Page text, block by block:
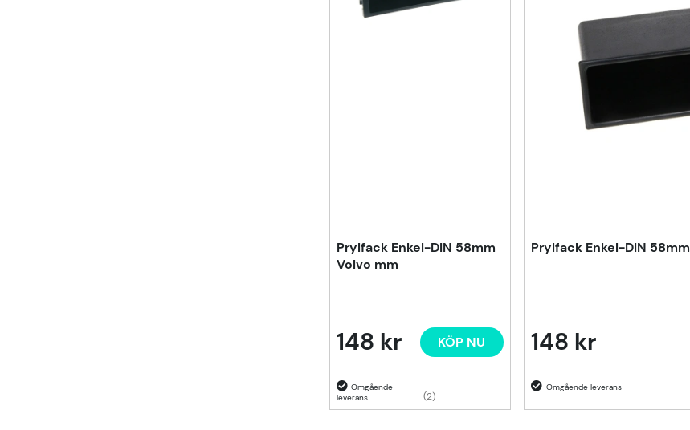
Prylfack Enkel-DIN 58mm
Volvo mm
148 kr
(2)
KÖP NU
Prylfack Enkel-DIN 58mm
148 kr